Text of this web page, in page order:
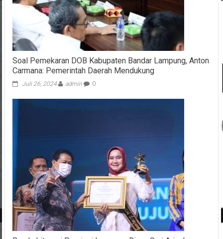
Soal Pemekaran DOB Kabupaten Bandar Lampung, Anton
Carmana: Pemerintah Daerah Mendukung
Juli 26, 2024 admin 0